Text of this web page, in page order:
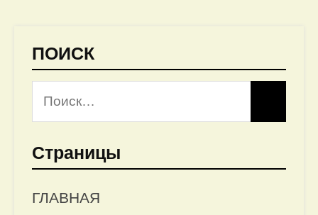
ПОИСК
Страницы
ГЛАВНАЯ